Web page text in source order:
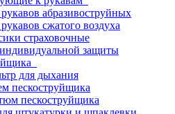
абразивоструйных
сжатого воздуха
страховочные
защиты
для дыхания
пескоструйщика
пескоструйщика